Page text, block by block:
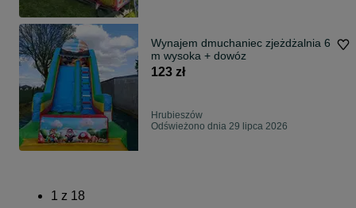
Wynajem dmuchaniec zjeżdżalnia 6
m wysoka + dowóz
123 zł
Hrubieszów
Odświeżono dnia 29 lipca 2026
1 z 18